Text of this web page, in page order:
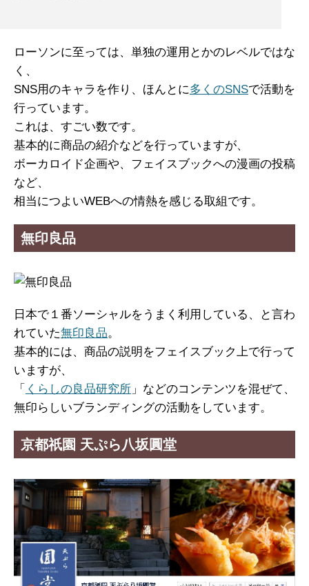
ローソンに至っては、単独の運用とかのレベルではな
く、
SNS用のキャラを作り、ほんとに多くのSNSで活動を
行っています。
これは、すごい数です。
基本的に商品の紹介などを行っていますが、
ボーカロイド企画や、フェイスブックへの漫画の投稿
など、
相当につよいWEBへの情熱を感じる取組です。
無印良品
日本で１番ソーシャルをうまく利用している、と言わ
れていた無印良品。
基本的には、商品の説明をフェイスブック上で行って
いますが、
「 くらしの良品研究所 」などのコンテンツを混ぜて、
無印らしいブランディングの活動をしています。
京都祇園 天ぷら八坂圓堂